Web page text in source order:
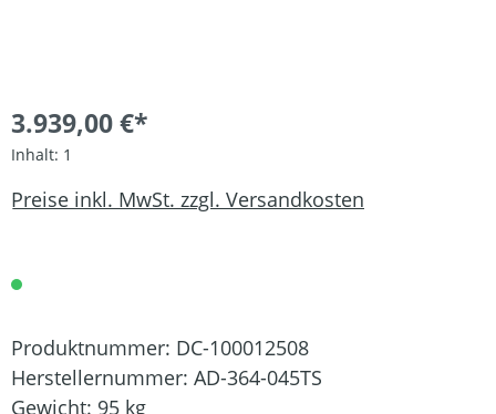
3.939,00 €*
Inhalt: 1
Preise inkl. MwSt. zzgl. Versandkosten
Produktnummer: DC-100012508
Herstellernummer: AD-364-045TS
Gewicht: 95 kg